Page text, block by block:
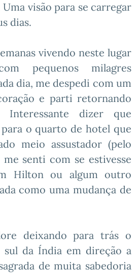
visão para se carregar
dias.
vivendo neste lugar
pequenos milagres
dia, me despedi com um
e parti retornando
Interessante dizer que
o quarto de hotel que
meio assustador (pelo
senti com se estivesse
Hilton ou algum outro
como uma mudança de
deixando para trás o
da Índia em direção a
de muita sabedoria